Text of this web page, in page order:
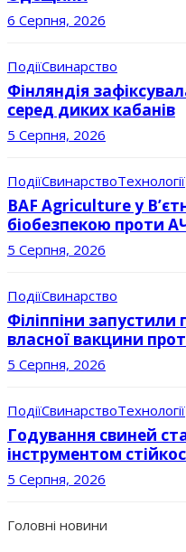
6 Серпня, 2026
ПодіїСвинарство
Фінляндія
серед диких кабанів
5 Серпня, 2026
ПодіїСвинарствоТехнології
BAF Agriculture у
біобезпекою проти
5 Серпня, 2026
ПодіїСвинарство
Філіппіни
власної вакцини
5 Серпня, 2026
ПодіїСвинарствоТехнології
Годування свиней
інструментом
5 Серпня, 2026
Головні новини